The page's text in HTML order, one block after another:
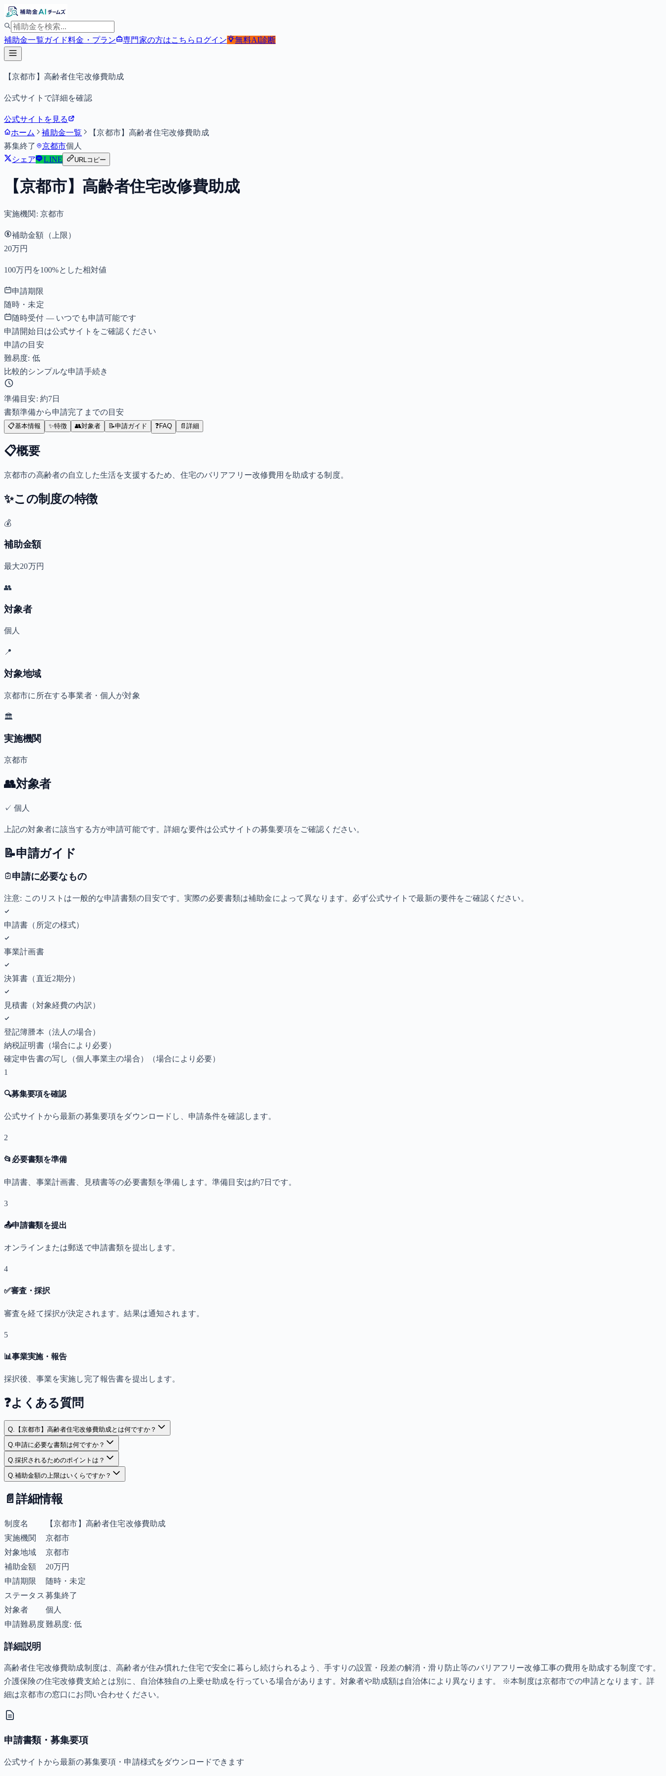
補助金一覧ガイド料金・プラン 専門家の方はこちら ログイン 無料AI診断
【京都市】高齢者住宅改修費助成
公式サイトで詳細を確認
公式サイトを見る
ホーム
補助金一覧
【京都市】高齢者住宅改修費助成
募集終了
京都市個人
シェア
LINE URLコピー
【京都市】高齢者住宅改修費助成
実施機関: 京都市
補助金額（上限）
20万円
100万円を100%とした相対値
申請期限
随時・未定
随時受付 — いつでも申請可能です
申請開始日は公式サイトをご確認ください
申請の目安
難易度: 低
比較的シンプルな申請手続き
準備目安: 約7日
書類準備から申請完了までの目安
📋基本情報 ✨特徴 👥対象者 📝申請ガイド ❓FAQ 📄 詳細
📋概要
京都市の高齢者の自立した生活を支援するため、住宅のバリアフリー改修費用を助成する制度。
✨この制度の特徴
💰
補助金額
最大20万円
👥
対象者
個人
📍
対象地域
京都市に所在する事業者・個人が対象
🏛️
実施機関
京都市
👥対象者
✓個人
上記の対象者に該当する方が申請可能です。詳細な要件は公式サイトの募集要項をご確認ください。
📝申請ガイド
申請に必要なもの
注意: このリストは一般的な申請書類の目安です。実際の必要書類は補助金によって異なります。必ず公式サイトで最新の要件をご確認ください。
申請書（所定の様式）
事業計画書
決算書（直近2期分）
見積書（対象経費の内訳）
登記簿謄本（法人の場合）
納税証明書（場合により必要）
確定申告書の写し（個人事業主の場合）
（場合により必要）
1
🔍募集要項を確認
公式サイトから最新の募集要項をダウンロードし、申請条件を確認します。
2
📂 必要書類を準備
申請書、事業計画書、見積書等の必要書類を準備します。準備目安は約7日です。
3
📤申請書類を提出
オンラインまたは郵送で申請書類を提出します。
4
✅審査・採択
審査を経て採択が決定されます。結果は通知されます。
5
📊事業実施・報告
採択後、事業を実施し完了報告書を提出します。
❓よくある質問
Q. 【京都市】高齢者住宅改修費助成とは何ですか？
Q.申請に必要な書類は何ですか？
Q.採択されるためのポイントは？
Q.補助金額の上限はいくらですか？
📄 詳細情報
制度名
【京都市】高齢者住宅改修費助成
実施機関
京都市
対象地域
京都市
補助金額
20万円
申請期限
随時・未定
ステータス 募集終了
対象者
個人
申請難易度難易度: 低
詳細説明
高齢者住宅改修費助成制度は、高齢者が住み慣れた住宅で安全に暮らし続けられるよう、手すりの設置・段差の解消・滑り防止等のバリアフリー改修工事の費用を助成する制度です。
介護保険の住宅改修費支給とは別に、自治体独自の上乗せ助成を行っている場合があります。対象者や助成額は自治体により異なります。 ※本制度は京都市での申請となります。詳
細は京都市の窓口にお問い合わせください。
申請書類・募集要項
公式サイトから最新の募集要項・申請様式をダウンロードできます